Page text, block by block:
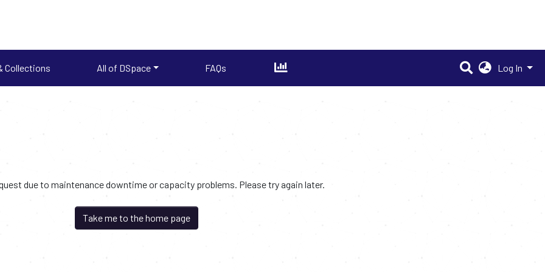
Collections All of DSpace FAQs Log In
due to maintenance downtime or capacity problems. Please try again later.
Take me to the home page